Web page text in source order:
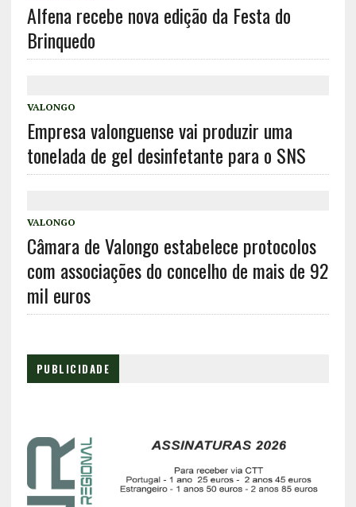
Alfena recebe nova edição da Festa do
Brinquedo
VALONGO
Empresa valonguense vai produzir uma
tonelada de gel desinfetante para o SNS
VALONGO
Câmara de Valongo estabelece protocolos
com associações do concelho de mais de 92
mil euros
PUBLICIDADE